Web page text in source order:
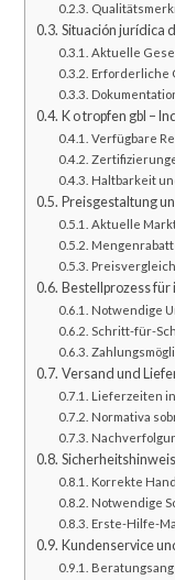
Situación jurídica
Aktuelle
Erforderliche
K o tropfen gbl –
Verfügbare
Haltbarkeit
Preisgestaltung
Aktuelle
Bestellprozess
Notwendige
Schritt-für-
Versand und
Lieferzeiten
Normativa
Korrekte
Notwendige
Erste-Hilfe-
Kundenservice